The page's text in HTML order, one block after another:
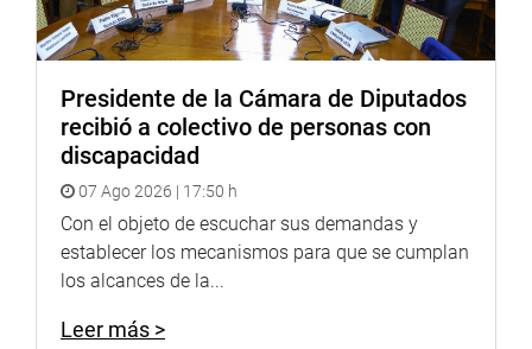
en el grado de Caballero, a la extinta cantante cubana
Celia Caridad Cruz Alfonso, conocida artísticamente
su nacimiento, y en mérito a su invaluable aporte a la
música latina, que genera un impacto trascendental en la
identidad cultural afroamericana.
Presidente de la Cámara de Diputados
recibió a colectivo de personas con
discapacidad
07 Ago 2026 | 17:50 h
Con el objeto de escuchar sus demandas y
establecer los mecanismos para que se cumplan
los alcances de la...
Leer más >